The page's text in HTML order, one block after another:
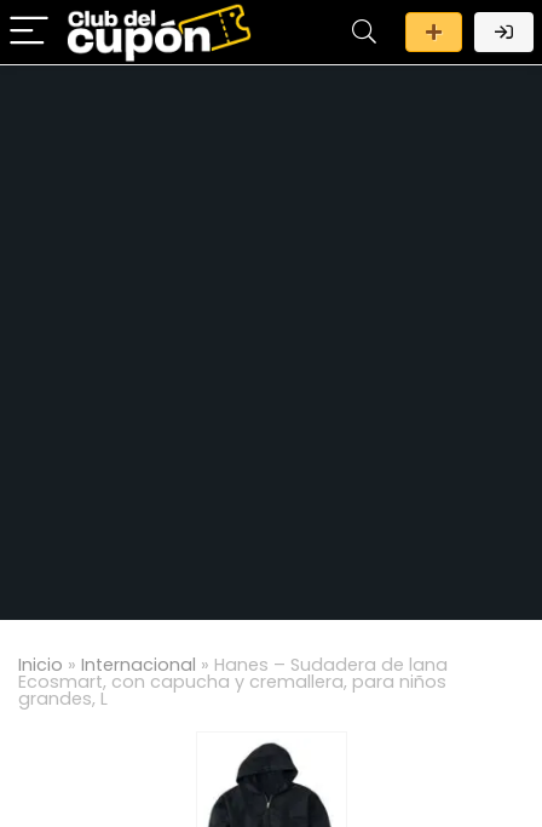
Inicio » Internacional » Hanes – Sudadera de lana
Ecosmart, con capucha y cremallera, para niños
grandes, L